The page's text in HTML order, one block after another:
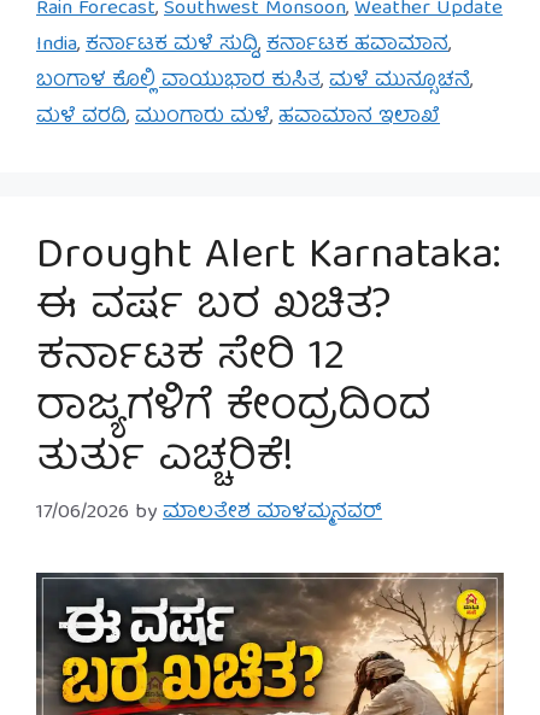
Rain Forecast,Southwest Monsoon,Weather Update
India,ಕರ್ನಾಟಕ ಮಳೆ ಸುದ್ದಿ,ಕರ್ನಾಟಕ ಹವಾಮಾನ,
ಬಂಗಾಳ ಕೊಲ್ಲಿ ವಾಯುಭಾರ ಕುಸಿತ,ಮಳೆ ಮುನ್ಸೂಚನೆ,
ಮಳೆ ವರದಿ,ಮುಂಗಾರು ಮಳೆ,ಹವಾಮಾನ ಇಲಾಖೆ
Drought Alert Karnataka:
ಈ ವರ್ಷ ಬರ ಖಚಿತ?
ಕರ್ನಾಟಕ ಸೇರಿ 12
ರಾಜ್ಯಗಳಿಗೆ ಕೇಂದ್ರದಿಂದ
ತುರ್ತು ಎಚ್ಚರಿಕೆ!
17/06/2026 byಮಾಲತೇಶ ಮಾಳಮ್ಮನವರ್